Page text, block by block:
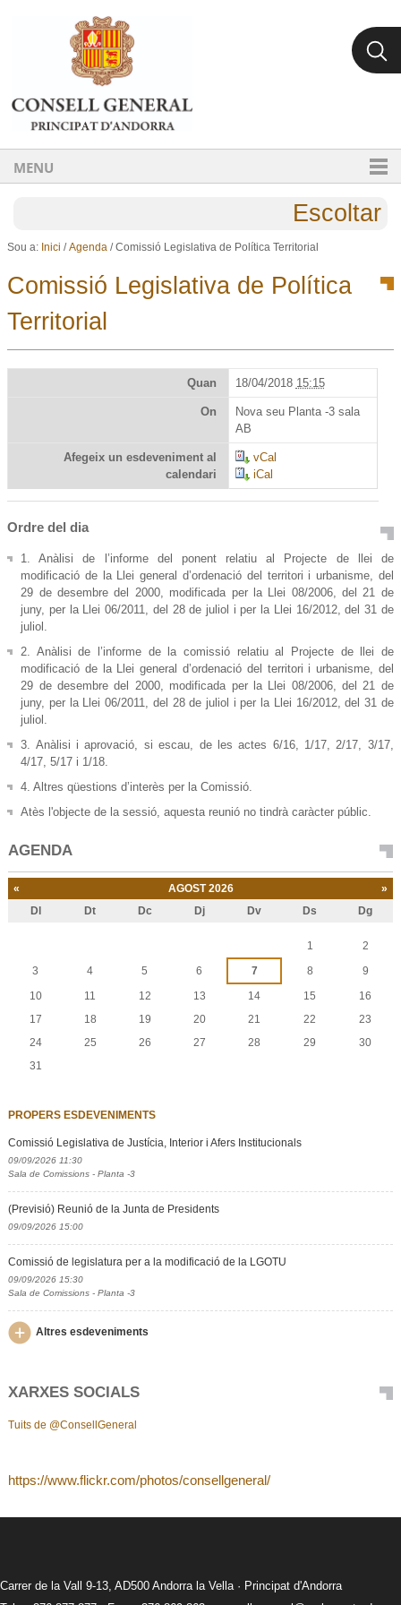
Ves al contingut.
Salta a la navegació
MENU
Escoltar
Sou a: Inici /Agenda /Comissió Legislativa de Política Territorial
Comissió Legislativa de Política
Territorial
Quan 18/04/2018 15:15
On
Nova seu Planta -3 sala
AB
Afegeix un esdeveniment al
calendari
vCal
iCal
Ordre del dia
1. Anàlisi de l’informe del ponent relatiu al Projecte de llei de
modificació de la Llei general d’ordenació del territori i urbanisme, del
29 de desembre del 2000, modificada per la Llei 08/2006, del 21 de
juny, per la Llei 06/2011, del 28 de juliol i per la Llei 16/2012, del 31 de
juliol.
2. Anàlisi de l’informe de la comissió relatiu al Projecte de llei de
modificació de la Llei general d’ordenació del territori i urbanisme, del
29 de desembre del 2000, modificada per la Llei 08/2006, del 21 de
juny, per la Llei 06/2011, del 28 de juliol i per la Llei 16/2012, del 31 de
juliol.
3. Anàlisi i aprovació, si escau, de les actes 6/16, 1/17, 2/17, 3/17,
4/17, 5/17 i 1/18.
4. Altres qüestions d’interès per la Comissió.
Atès l'objecte de la sessió, aquesta reunió no tindrà caràcter públic.
AGENDA
« AGOST 2026 »
Dl Dt Dc Dj Dv Ds Dg
1
2
3
4 5 6 7 8
9
10
11 12 13 14 15
16
17
18 19 20 21 22
23
24
25 26 27 28 29
30
31
PROPERS ESDEVENIMENTS
Comissió Legislativa de Justícia, Interior i Afers Institucionals
09/09/2026 11:30
Sala de Comissions - Planta -3
(Previsió) Reunió de la Junta de Presidents
09/09/2026 15:00
Comissió de legislatura per a la modificació de la LGOTU
09/09/2026 15:30
Sala de Comissions - Planta -3
Altres esdeveniments
XARXES SOCIALS
Tuits de @ConsellGeneral
https://www.flickr.com/photos/consellgeneral/
Carrer de la Vall 9-13, AD500 Andorra la Vella · Principat d'Andorra